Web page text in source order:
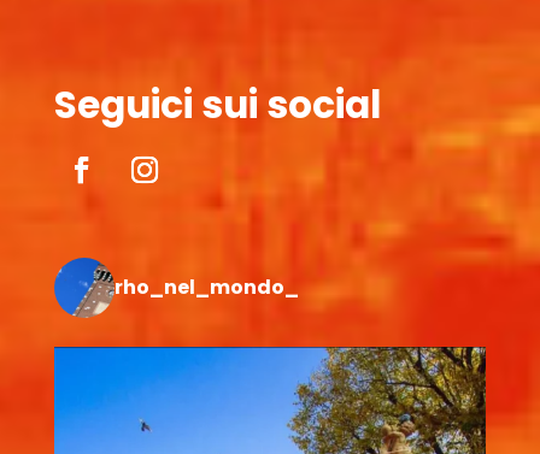
Seguici sui social
rho_nel_mondo_